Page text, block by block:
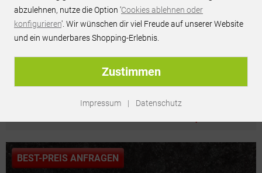
zum Klicken
BEST-PREIS ANFRAGEN
abzulehnen, nutze die Option 'Cookies ablehnen oder
konfigurieren'. Wir wünschen dir viel Freude auf unserer Website
und ein wunderbares Shopping-Erlebnis.
Zustimmen
Impressum | Datenschutz